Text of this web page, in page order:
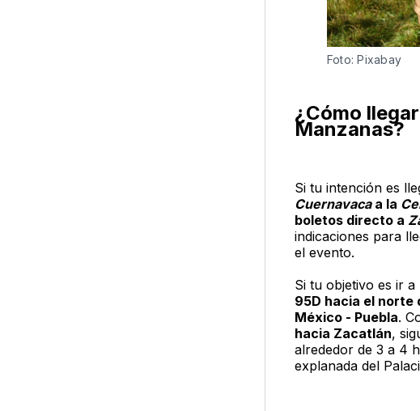
Foto: Pixabay
¿Cómo
Manzanas?
Si tu intención es
Cuernavaca a la
boletos directo a
indicaciones para
el evento.
Si tu objetivo es ir a
95D hacia el
México - Puebla.
hacia Zacatlán,
alrededor de 3 a 4
explanada del